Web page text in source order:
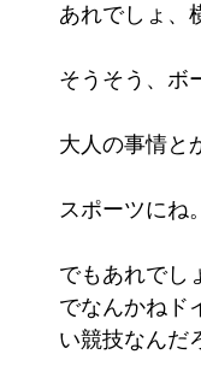
あれでしょ、
そうそう、ボ
大人の事情と
スポーツにね
でもあれでし
でなんかねド
い競技なんだ